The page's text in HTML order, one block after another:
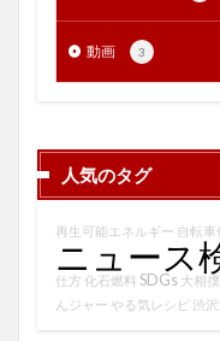
動画 3
人気のタグ
再生可能エネルギー 自転車
ニュース
仕方 化石燃料 SDGs 大相撲
んジャー やる気レシピ 渋